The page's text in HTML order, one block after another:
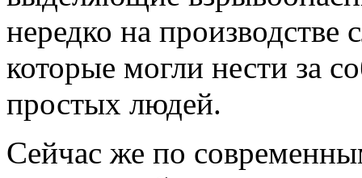
нередко на производстве
которые могли нести за
простых людей.
Сейчас же по